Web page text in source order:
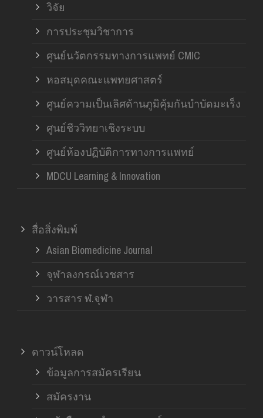
วิจัย
การประชุมวิชาการ
ศูนย์นวัตกรรมทางการแพทย์ CMIC
หอสมุดคณะแพทยศาสตร์
ศูนย์ความเป็นเลิศด้านภูมิคุ้มกันบำบัดมะเร็ง
ศูนย์ชีววิทยาเชิงระบบ
ศูนย์ห้องปฏิบัติการทางการแพทย์
MDCU Learning & Innovation
สื่อสิ่งพิมพ์
Asian Biomedicine Journal
จุฬาลงกรณ์เวชสาร
วารสาร ฬ.จุฬา
ดาวน์โหลด
ข้อมูลการสมัครเรียน
สมัครงาน